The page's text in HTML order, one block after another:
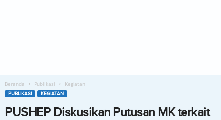
Beranda Publikasi Kegiatan
PUBLIKASI KEGIATAN
PUSHEP Diskusikan Putusan MK terkait